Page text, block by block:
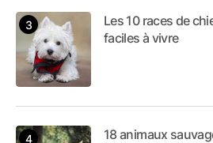
Les 10 races de
faciles à vivre
18 animaux